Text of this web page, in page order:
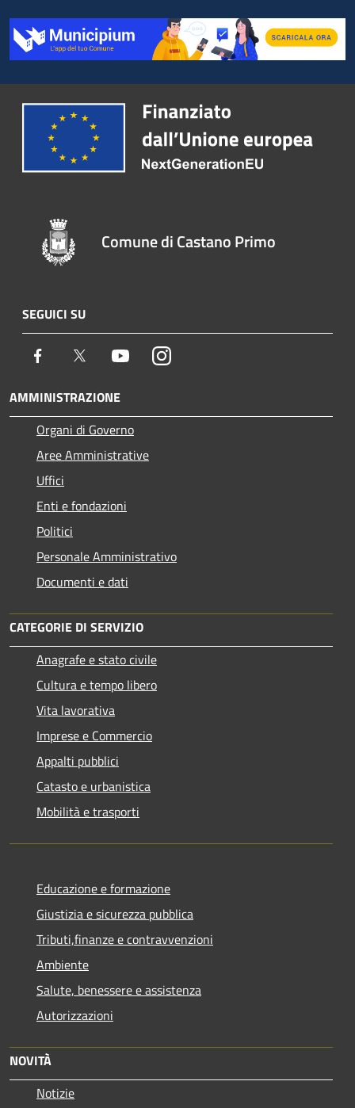
Comune di Castano Primo
SEGUICI SU
Facebook Twitter YoutubeInstagram
AMMINISTRAZIONE
Organi di Governo
Aree Amministrative
Uffici
Enti e fondazioni
Politici
Personale Amministrativo
Documenti e dati
CATEGORIE DI SERVIZIO
Anagrafe e stato civile
Cultura e tempo libero
Vita lavorativa
Imprese e Commercio
Appalti pubblici
Catasto e urbanistica
Mobilità e trasporti
Educazione e formazione
Giustizia e sicurezza pubblica
Tributi,finanze e contravvenzioni
Ambiente
Salute, benessere e assistenza
Autorizzazioni
NOVITÀ
Notizie